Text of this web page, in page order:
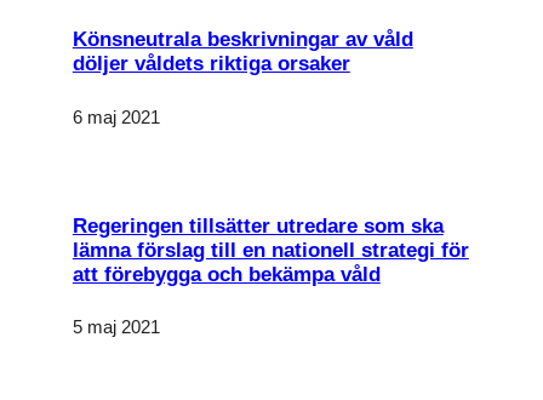
Könsneutrala beskrivningar av våld
döljer våldets riktiga orsaker
6 maj 2021
Regeringen tillsätter utredare som ska
lämna förslag till en nationell strategi för
att förebygga och bekämpa våld
5 maj 2021
fungera.
Statistik
funktionalitet
uppbyggnad,
baserat på
hemsidan
används.